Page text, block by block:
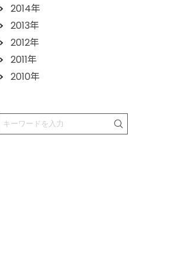
2014年
2013年
2012年
2011年
2010年